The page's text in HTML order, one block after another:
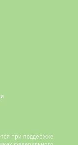
при поддержке